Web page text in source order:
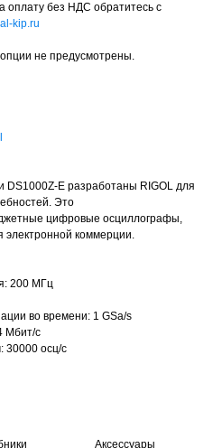
оплату без НДС обратитесь с
kip.ru
не предусмотрены.
E разработаны RIGOL для
Это
цифровые осциллографы,
электронной коммерции.
200 МГц
во времени: 1 GSa/s
Мбит/с
30000 осц/с
Аксессуары